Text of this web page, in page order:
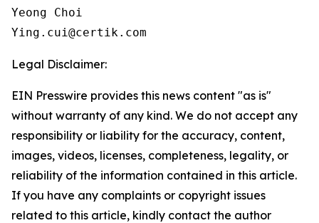
Yeong Choi
Ying.cui@certik.com
Legal Disclaimer:
EIN Presswire provides this news content "as is"
without warranty of any kind. We do not accept any
responsibility or liability for the accuracy, content,
images, videos, licenses, completeness, legality, or
reliability of the information contained in this article.
If you have any complaints or copyright issues
related to this article, kindly contact the author